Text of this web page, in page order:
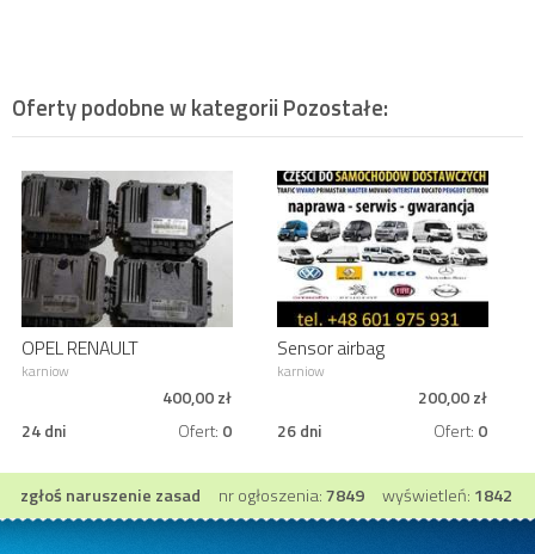
Oferty podobne w kategorii Pozostałe:
OPEL RENAULT
KOMPUTER 0281011890
karniow
400,00 zł
24 dni
Ofert: 0
Sensor airbag
1342894080 Ducato
Boxer Jumper 06-13
karniow
200,00 zł
26 dni
Ofert: 0
zgłoś naruszenie zasad nr ogłoszenia:7849 wyświetleń: 1842